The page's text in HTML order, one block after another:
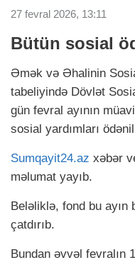
27 fevral 2026, 13:11
Bütün sosial
Əmək və Əhalinin
tabeliyində Dövlət
gün fevral ayının
sosial yardımları
Sumqayit24.az xəbər
məlumat yayıb.
Beləliklə, fond bu
çatdırıb.
Bundan əvvəl fevralın